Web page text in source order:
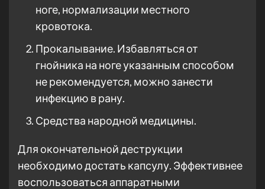
ноге, нормализации местного
кровотока.
Прокалывание. Избавляться от
гнойника на ноге указанным способом
не рекомендуется, можно занести
инфекцию в рану.
Средства народной медицины.
Для окончательной деструкции
необходимо достать капсулу. Эффективнее
воспользоваться аппаратными